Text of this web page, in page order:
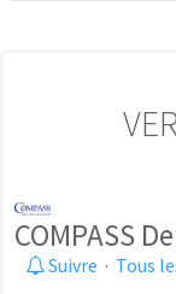
COMPASS
Suivre · Tous